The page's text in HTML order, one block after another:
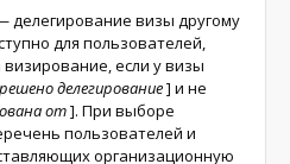
делегирование визы другому
для пользователей,
если у визы
делегирование] и не
от]. При выборе
пользователей и
организационную